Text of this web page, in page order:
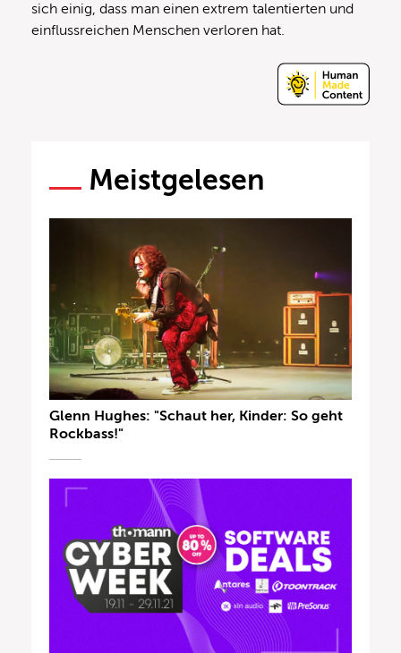
sich einig, dass man einen extrem talentierten und
einflussreichen Menschen verloren hat.
Meistgelesen
Glenn Hughes: "Schaut her, Kinder: So geht
Rockbass!"